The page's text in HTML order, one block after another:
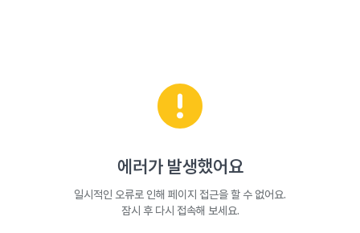
에러가 발생했어요
일시적인 오류로 인해 페이지 접근을 할 수 없어요.
잠시 후 다시 접속해 보세요.